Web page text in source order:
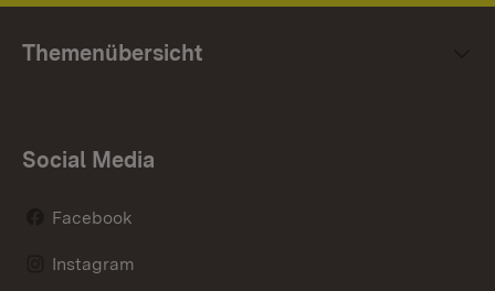
Themenübersicht
Social Media
Facebook
Instagram